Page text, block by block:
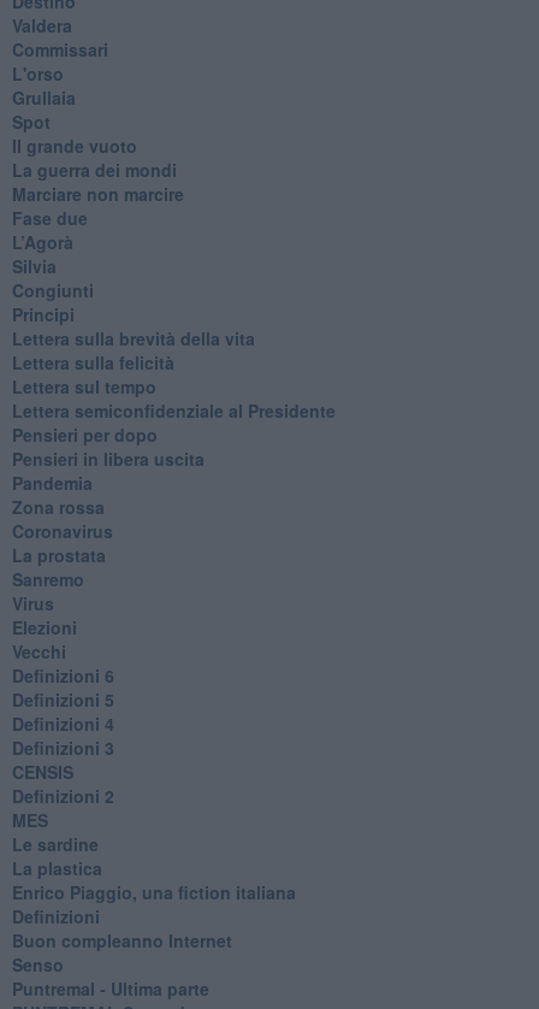
Valdera
Commissari
L'orso
Grullaia
Spot
​Il grande vuoto
​La guerra dei mondi
Marciare non marcire
Fase due
L’Agorà
Silvia
Congiunti
Principi
​Lettera sulla brevità della vita
​Lettera sulla felicità
​Lettera sul tempo
Lettera semiconfidenziale al Presidente
Pensieri per dopo
​Pensieri in libera uscita
Pandemia
Zona rossa
Coronavirus
La prostata
Sanremo
Virus
Elezioni
Vecchi
Definizioni 6
Definizioni 5
Definizioni 4
Definizioni 3
CENSIS
​Definizioni 2
MES
Le sardine
La plastica
​Enrico Piaggio, una fiction italiana
Definizioni
​Buon compleanno Internet
Senso
Puntremal - Ultima parte